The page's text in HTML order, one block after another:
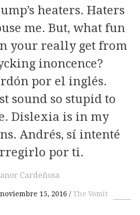
heaters. Haters
me. But, what fun
your really get from
inoncence?
por el inglés.
sound so stupid to
Dislexia is in my
Andrés, sí intenté
por ti.
Cardeñosa
noviembre 15, 2016 The Vomit